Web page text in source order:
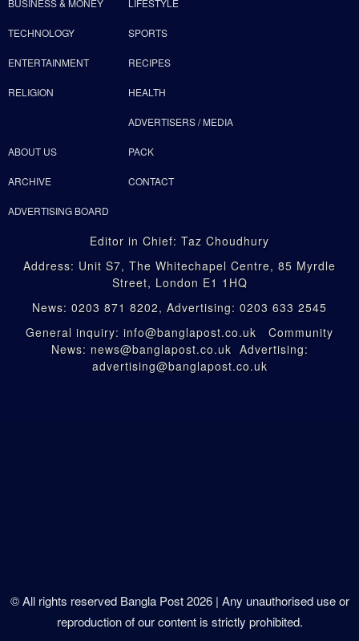
TECHNOLOGY SPORTS
ENTERTAINMENT RECIPES
RELIGION HEALTH
ABOUT US
ADVERTISERS / MEDIA
PACK
ARCHIVE CONTACT
ADVERTISING BOARD
Editor in Chief: Taz Choudhury
Address: Unit S7, The Whitechapel Centre, 85 Myrdle
Street, London E1 1HQ
News: 0203 871 8202, Advertising: 0203 633 2545
General inquiry: info@banglapost.co.uk Community
News: news@banglapost.co.uk Advertising:
advertising@banglapost.co.uk
© All rights reserved Bangla Post2026| Any unauthorised use or
reproduction of our content is strictly prohibited.